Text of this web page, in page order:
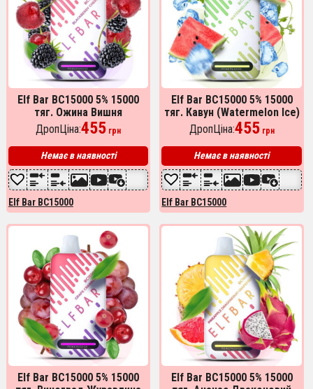
Elf Bar BC15000 5% 15000
тяг. Ожина Вишня
(Blackberry Cherry)
ДропЦіна:455 грн
Немає в наявності
Elf Bar BC15000
Elf Bar BC15000 5% 15000
тяг. Кавун (Watermelon Ice)
ДропЦіна:455грн
Немає в наявності
Elf Bar BC15000
Elf Bar BC15000 5% 15000
Elf Bar BC15000 5% 15000